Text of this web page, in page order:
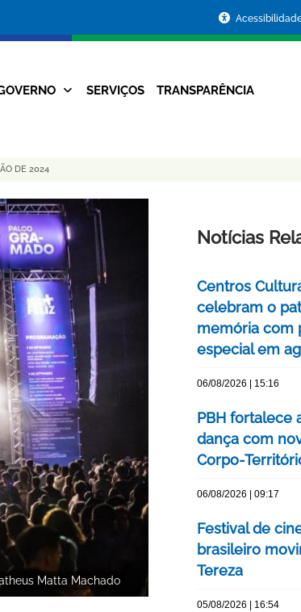
Navegação
SERVIÇOS TRANSPARÊNCIA
DE 2024
Matta Machado
Notícias
Centros
celebram o
memória com
especial em
06/08/2026 | 15:16
PBH fortalece
dança com
Corpo-
06/08/2026 | 09:17
Festival de
brasileiro
Tereza
05/08/2026 | 16:54